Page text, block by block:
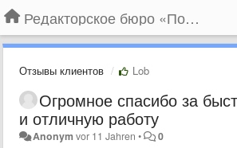
Редакторское бюро «По правилам»
Отзывы клиентов Lob
Огромное спасибо за
и отличную работу
Anonym vor 11 Jahren • 0